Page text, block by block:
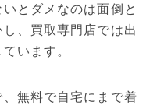
とダメなのは面倒と
、買取専門店では出
います。
無料で自宅にまで着